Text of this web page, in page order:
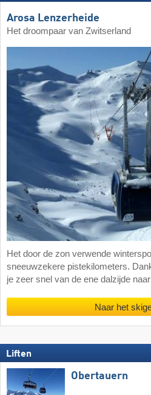
Arosa Lenzerheide
Het droompaar van Zwitserland
Het door de zon verwende
sneeuwzekere pistekilometers.
je zeer snel van de ene dalzijde
Naar het
Liften
Obertauern